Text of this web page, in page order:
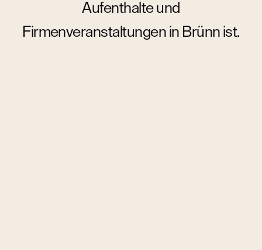
Aufenthalte und
Firmenveranstaltungen in Brünn ist.